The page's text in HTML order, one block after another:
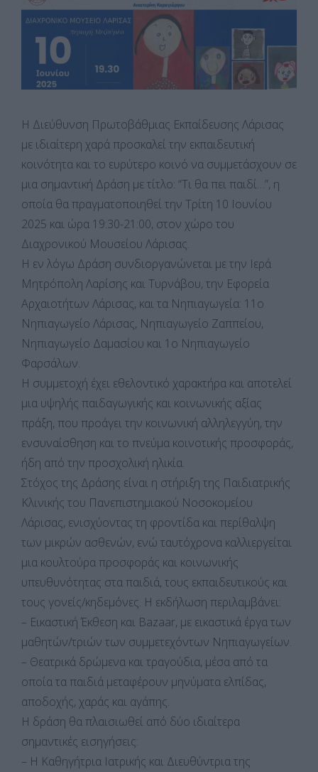
Η Διεύθυνση Πρωτοβάθμιας Εκπαίδευσης Λάρισας
με ιδιαίτερη χαρά προσκαλεί την εκπαιδευτική
κοινότητα και το ευρύτερο κοινό να συμμετάσχουν σε
μια σημαντική Δράση με τίτλο: “Τι θα πει παιδί…”, η
οποία θα πραγματοποιηθεί την Τρίτη 10 Ιουνίου
2025 και ώρα 19:30-21:00, στον χώρο του
Διαχρονικού Μουσείου Λάρισας.
Η εν λόγω Δράση συνδιοργανώνεται με την Ιερά
Μητρόπολη Λαρίσης και Τυρνάβου, την Εφορεία
Αρχαιοτήτων Λάρισας, και τα Νηπιαγωγεία: 11ο
Νηπιαγωγείο Λάρισας, Νηπιαγωγείο Ζαππείου,
Νηπιαγωγείο Δαμασίου και 1ο Νηπιαγωγείο
Φαρσάλων.
Η συμμετοχή έχει εθελοντικό χαρακτήρα και αποτελεί
μια υψηλής παιδαγωγικής και κοινωνικής αξίας
πράξη, που προάγει την κοινωνική αλληλεγγύη, την
ενσυναίσθηση και το πνεύμα κοινοτικής προσφοράς,
ήδη από την προσχολική ηλικία.
Στόχος της Δράσης είναι η στήριξη της Παιδιατρικής
Κλινικής του Πανεπιστημιακού Νοσοκομείου
Λάρισας, ενισχύοντας τη φροντίδα και περίθαλψη
των μικρών ασθενών, ενώ ταυτόχρονα καλλιεργείται
μια κουλτούρα προσφοράς και κοινωνικής
υπευθυνότητας στα παιδιά, τους εκπαιδευτικούς και
τους γονείς/κηδεμόνες. Η εκδήλωση περιλαμβάνει:
– Εικαστική Έκθεση και Bazaar, με εικαστικά έργα των
μαθητών/τριών των συμμετεχόντων Νηπιαγωγείων.
– Θεατρικά δρώμενα και τραγούδια, μέσα από τα
οποία τα παιδιά μεταφέρουν μηνύματα ελπίδας,
αποδοχής, χαράς και αγάπης.
Η δράση θα πλαισιωθεί από δύο ιδιαίτερα
σημαντικές εισηγήσεις:
– Η Καθηγήτρια Ιατρικής και Διευθύντρια της